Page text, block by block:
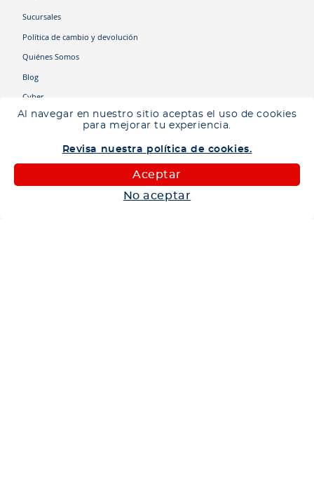
Al navegar en nuestro sitio aceptas el uso de cookies
para mejorar tu experiencia.
Revisa nuestra política de cookies.
Aceptar
No aceptar
Sucursales
Política de cambio y devolución
Quiénes Somos
Blog
Cyber